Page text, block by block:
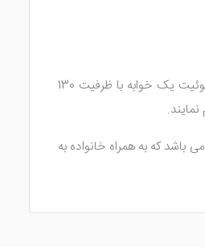
در مشهد حدود 53 واحد اقامتی را در 7 طبقه ایجاد کرده است. اتاق های این هتل از اتاق دو تخته، سه تخته، چهار تخته، سوئیت رویال و سوئیت یک خوابه با ظرفیت 130
که به همراه خانواده به